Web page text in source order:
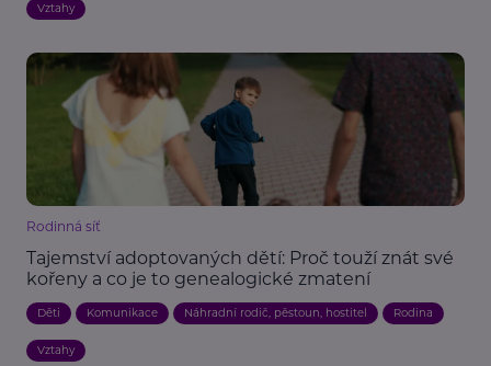
Vztahy
Rodinná síť
Tajemství adoptovaných dětí: Proč touží znát své
kořeny a co je to genealogické zmatení
Děti Komunikace Náhradní rodič, pěstoun, hostitel Rodina
Vztahy